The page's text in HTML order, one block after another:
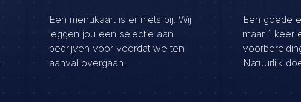
Een menukaart is er niets bij. Wij
leggen jou een selectie aan
bedrijven voor voordat we ten
aanval overgaan.
Een goede
maar 1 keer
Natuurlijk